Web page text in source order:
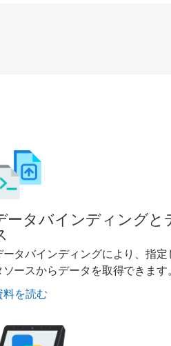
ータバインディングと
ータバインディングにより、指
ソースからデータを取得できます。
料を読む